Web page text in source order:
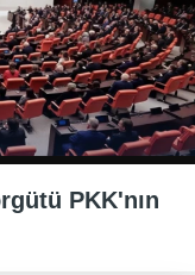
PKK'nın